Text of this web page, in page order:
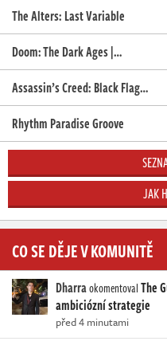
The Alters: Last Variable
Doom: The Dark Ages |…
Assassin’s Creed: Black Flag…
Rhythm Paradise Groove
JAK
CO SE DĚJE V KOMUNITĚ
DharraokomentovalThe
ambiciózní strategie
před 4 minutami